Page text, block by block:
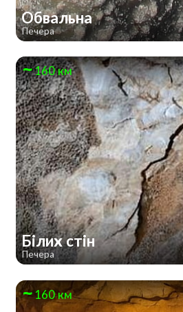
Обвальна
Печера
160 км
Білих стін
Печера
160 км